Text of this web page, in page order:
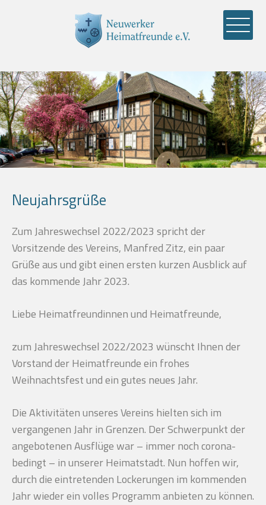
Neujahrsgrüße
Zum Jahreswechsel 2022/2023 spricht der
Vorsitzende des Vereins, Manfred Zitz, ein paar
Grüße aus und gibt einen ersten kurzen Ausblick auf
das kommende Jahr 2023.
Liebe Heimatfreundinnen und Heimatfreunde,
zum Jahreswechsel 2022/2023 wünscht Ihnen der
Vorstand der Heimatfreunde ein frohes
Weihnachtsfest und ein gutes neues Jahr.
Die Aktivitäten unseres Vereins hielten sich im
vergangenen Jahr in Grenzen. Der Schwerpunkt der
angebotenen Ausflüge war – immer noch corona-
bedingt – in unserer Heimatstadt. Nun hoffen wir,
durch die eintretenden Lockerungen im kommenden
Jahr wieder ein volles Programm anbieten zu können.